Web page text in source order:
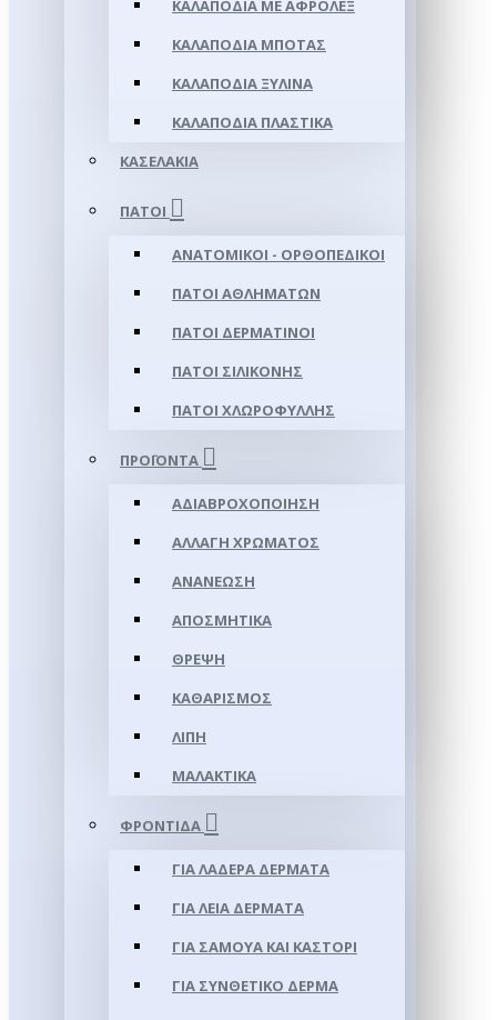
ΚΑΛΑΠΌΔΙΑ ΜΕ ΑΦΡΟΛΕΞ
ΚΑΛΑΠΌΔΙΑ ΜΠΌΤΑΣ
ΚΑΛΑΠΌΔΙΑ ΞΎΛΙΝΑ
ΚΑΛΑΠΌΔΙΑ ΠΛΑΣΤΙΚΆ
ΚΑΣΕΛΆΚΙΑ
ΠΆΤΟΙ
ΑΝΑΤΟΜΙΚΟΊ - ΟΡΘΟΠΕΔΙΚΟΊ
ΠΆΤΟΙ ΑΘΛΗΜΆΤΩΝ
ΠΆΤΟΙ ΔΕΡΜΆΤΙΝΟΙ
ΠΆΤΟΙ ΣΙΛΙΚΌΝΗΣ
ΠΆΤΟΙ ΧΛΩΡΟΦΎΛΛΗΣ
ΠΡΟΪΌΝΤΑ
ΑΔΙΑΒΡΟΧΟΠΟΊΗΣΗ
ΑΛΛΑΓΉ ΧΡΏΜΑΤΟΣ
ΑΝΑΝΈΩΣΗ
ΑΠΟΣΜΗΤΙΚΆ
ΘΡΈΨΗ
ΚΑΘΑΡΙΣΜΌΣ
ΛΊΠΗ
ΜΑΛΑΚΤΙΚΆ
ΦΡΟΝΤΊΔΑ
ΓΙΑ ΛΑΔΕΡΆ ΔΈΡΜΑΤΑ
ΓΙΑ ΛΕΊΑ ΔΈΡΜΑΤΑ
ΓΙΑ ΣΑΜΟΥΑ ΚΑΙ ΚΑΣΤΌΡΙ
ΓΙΑ ΣΥΝΘΕΤΙΚΌ ΔΈΡΜΑ